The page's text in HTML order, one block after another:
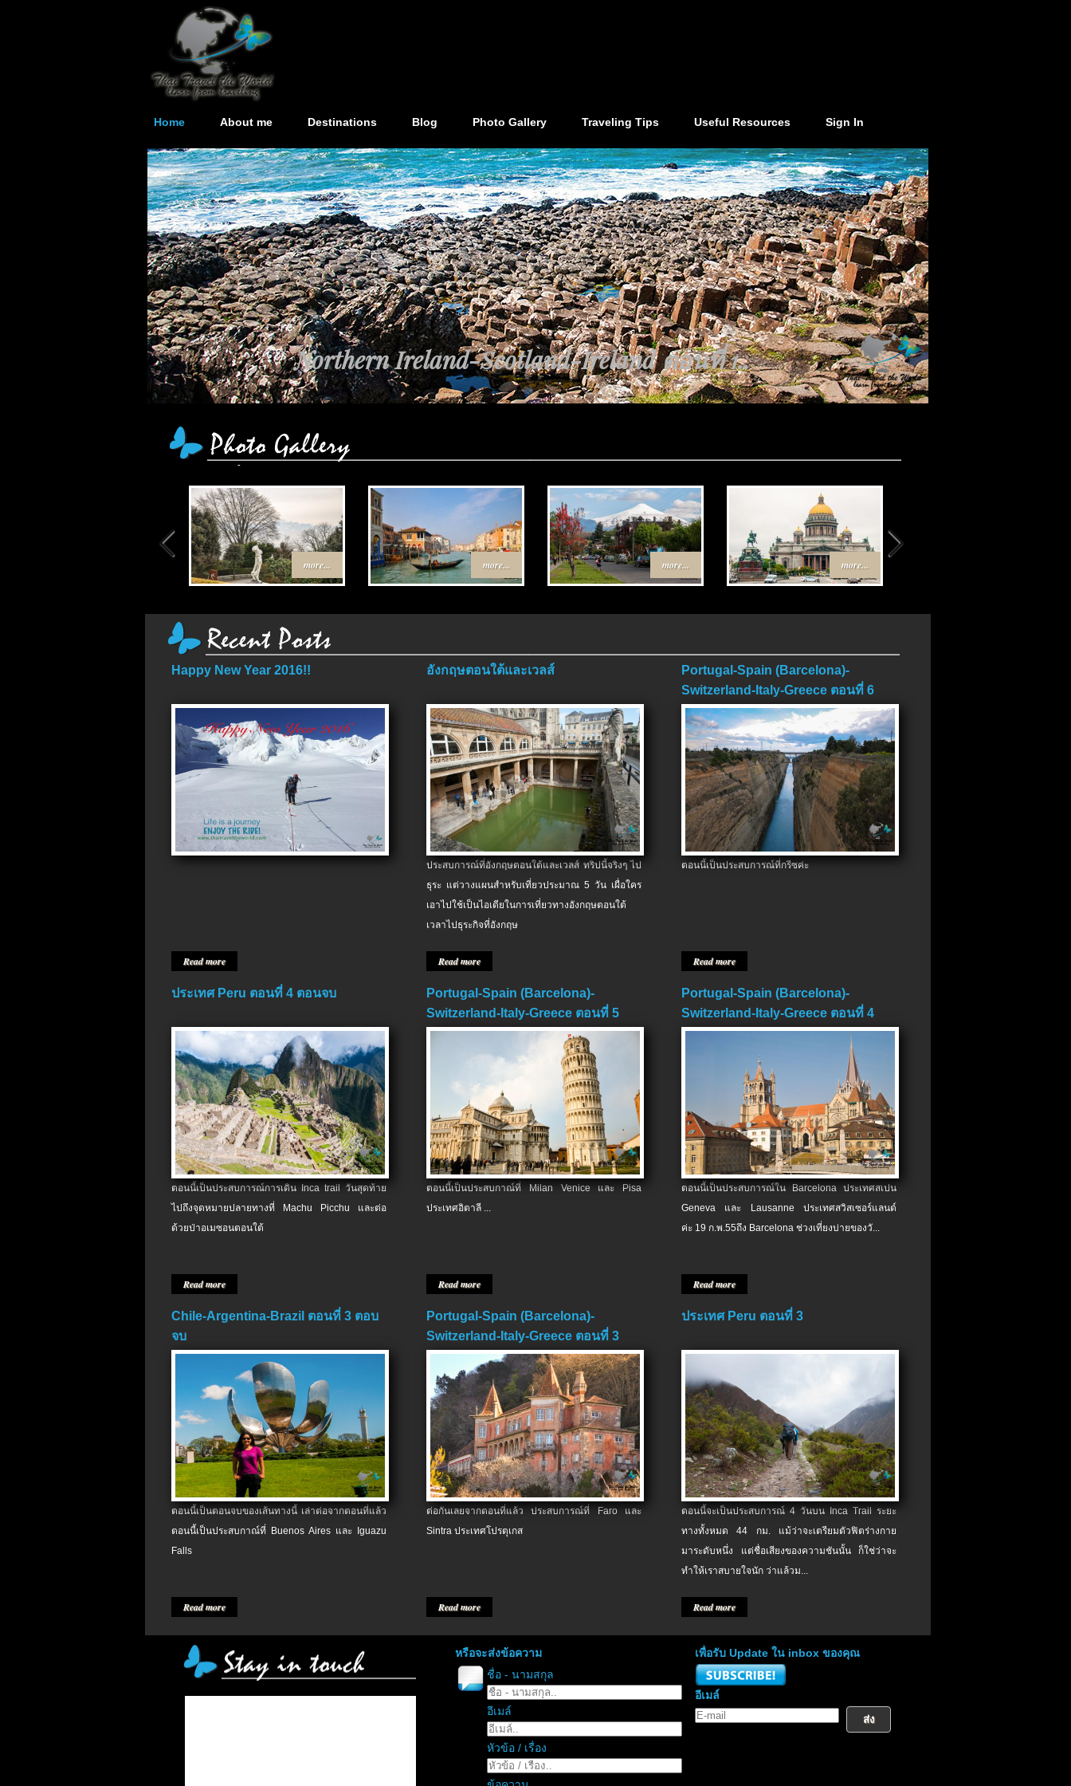
Home About me Destinations Blog Photo Gallery Traveling Tips Useful Resources Sign In
Northern Ireland-Scotland-Ireland ตอนที่ 1..
more... more... more... more...
Happy New Year 2016!!
Read more
อังกฤษตอนใต้และเวลส์
ประสบการณ์ที่อังกฤษตอนใต้และเวลส์ ทริปนี้จริงๆ ไป
ธุระ แต่วางแผนสำหรับเที่ยวประมาณ 5 วัน เผื่อใคร
เอาไปใช้เป็นไอเดียในการเที่ยวทางอังกฤษตอนใต้
เวลาไปธุระกิจที่อังกฤษ
Read more
Portugal-Spain (Barcelona)-
Switzerland-Italy-Greece ตอนที่ 6
ตอนจบ
ตอนนี้เป็นประสบการณ์ที่กรีซค่ะ
Read more
ประเทศ Peru ตอนที่ 4 ตอนจบ
ตอนนี้เป็นประสบการณ์การเดิน Inca trail วันสุดท้าย
ไปถึงจุดหมายปลายทางที่ Machu Picchu และต่อ
ด้วยป่าอเมซอนตอนใต้
Read more
Portugal-Spain (Barcelona)-
Switzerland-Italy-Greece ตอนที่ 5
ตอนนี้เป็นประสบกาณ์ที่ Milan Venice และ Pisa
ประเทศอิตาลี ...
Read more
Portugal-Spain (Barcelona)-
Switzerland-Italy-Greece ตอนที่ 4
ตอนนี้เป็นประสบการณ์ใน Barcelona ประเทศสเปน
Geneva และ Lausanne ประเทศสวิสเซอร์แลนด์
ค่ะ 19 ก.พ.​55ถึง Barcelona ช่วงเที่ยงบ่ายของวั...
Read more
Chile-Argentina-Brazil ตอนที่ 3 ตอบ
จบ
ตอนนี้เป็นตอนจบของเส้นทางนี้ เล่าต่อจากตอนที่แล้ว
ตอนนี้เป็นประสบกาณ์ที่ Buenos Aires และ Iguazu
Falls
Read more
Portugal-Spain (Barcelona)-
Switzerland-Italy-Greece ตอนที่ 3
ต่อกันเลยจากตอนที่แล้ว ประสบการณ์ที่ Faro และ
Sintra ประเทศโปรตุเกส
Read more
ประเทศ Peru ตอนที่ 3
ตอนนี้จะเป็นประสบการณ์ 4 วันบน Inca Trail ระยะ
ทางทั้งหมด 44 กม. แม้ว่าจะเตรียมตัวฟิตร่างกาย
มาระดับหนึ่ง แต่ชื่อเสียงของความชันนั้น ก็ใช่ว่าจะ
ทำให้เราสบายใจนัก ว่าแล้วม...
Read more
หรือจะส่งข้อความ
ชื่อ - นามสกุล
อีเมล์
หัวข้อ / เรื่อง
เพื่อรับ Update ใน inbox ของคุณ
อีเมล์
ส่ง